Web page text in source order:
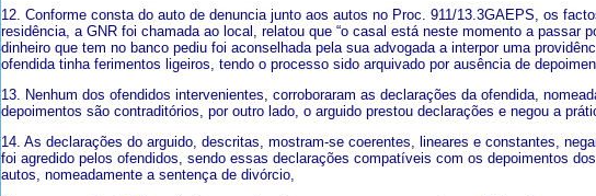
12. Conforme consta do auto de denuncia junto aos autos no Proc. 911/13.3GAEPS, os
residência, a GNR foi chamada ao local, relatou que “o casal está neste momento a
dinheiro que tem no banco pediu foi aconselhada pela sua advogada a interpor uma
ofendida tinha ferimentos ligeiros, tendo o processo sido arquivado por ausência de
13. Nenhum dos ofendidos intervenientes, corroboraram as declarações da ofendida,
depoimentos são contraditórios, por outro lado, o arguido prestou declarações e negou a
14. As declarações do arguido, descritas, mostram-se coerentes, lineares e constantes,
foi agredido pelos ofendidos, sendo essas declarações compatíveis com os depoimentos
autos, nomeadamente a sentença de divórcio,